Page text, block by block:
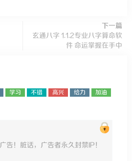
下一篇
玄通八字 1.1.2专业八字算命软
件 命运掌握在手中
学习 不错 高兴 给力
加油